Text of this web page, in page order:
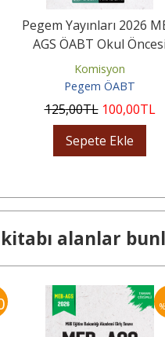
Pegem Yayınları 2026
AGS ÖABT Okul Öncesi
Öğretmenliği Tamamı...
Komisyon
Pegem ÖABT
125,00TL 100,00TL
Sepete Ekle
alanlar
%